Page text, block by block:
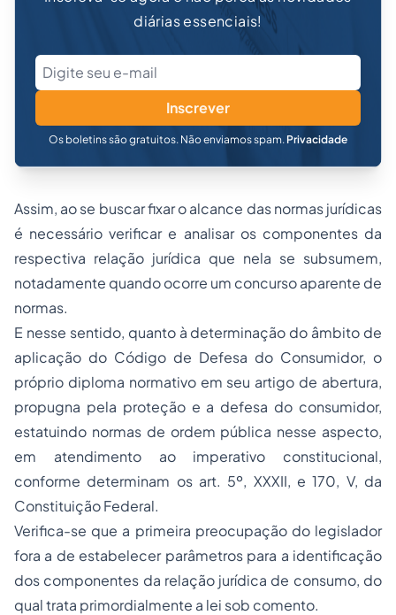
diárias essenciais!
Inscrever
Os boletins são gratuitos. Não enviamos spam. Privacidade
Assim, ao se buscar fixar o alcance das normas jurídicas
é necessário verificar e analisar os componentes da
respectiva relação jurídica que nela se subsumem,
notadamente quando ocorre um concurso aparente de
normas.
E nesse sentido, quanto à determinação do âmbito de
aplicação do Código de Defesa do Consumidor, o
próprio diploma normativo em seu artigo de abertura,
propugna pela proteção e a defesa do consumidor,
estatuindo normas de ordem pública nesse aspecto,
em atendimento ao imperativo constitucional,
conforme determinam os art. 5º, XXXII, e 170, V, da
Constituição Federal.
Verifica-se que a primeira preocupação do legislador
fora a de estabelecer parâmetros para a identificação
dos componentes da relação jurídica de consumo, do
qual trata primordialmente a lei sob comento.